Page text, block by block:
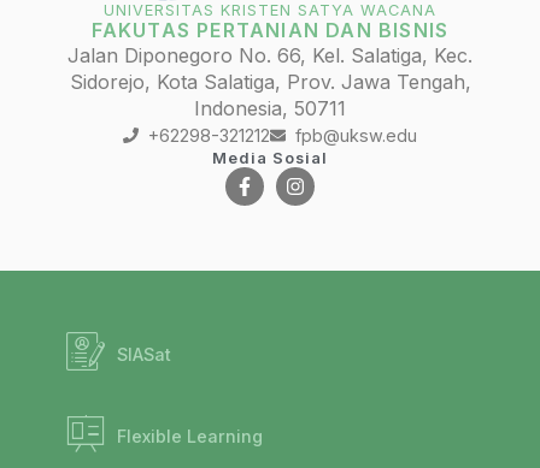
UNIVERSITAS KRISTEN SATYA WACANA
FAKUTAS PERTANIAN DAN BISNIS
Jalan Diponegoro No. 66, Kel. Salatiga, Kec.
Sidorejo, Kota Salatiga, Prov. Jawa Tengah,
Indonesia, 50711
+62298-321212 fpb@uksw.edu
Media Sosial
SIASat
Flexible Learning